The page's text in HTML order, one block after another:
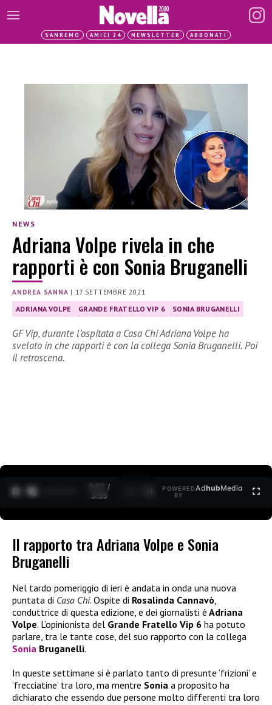
SANREMO AMICI 24 NEWSLETTER ABBONATI
NEWS
Adriana Volpe rivela in che
rapporti è con Sonia Bruganelli
ANDREA SANNA | 17 SETTEMBRE 2021
ADRIANA VOLPE GRANDE FRATELLO VIP 6 SONIA BRUGANELLI
GF Vip, durante l’ospitata a Casa Chi Adriana Volpe ha
svelato in che rapporti è con la collega Sonia Bruganelli. Poi
il retroscena.
0:27 /
3:35
POWERED
BY
AdhubMedia
Il rapporto tra Adriana Volpe e Sonia
Bruganelli
Nel tardo pomeriggio di ieri è andata in onda una nuova
puntata di Casa Chi. Ospite di Rosalinda Cannavò,
conduttrice di questa edizione, e dei giornalisti è Adriana
Volpe. L’opinionista del Grande Fratello Vip 6 ha potuto
parlare, tra le tante cose, del suo rapporto con la collega
Sonia Bruganelli.
In queste settimane si è parlato tanto di presunte ‘frizioni’ e
‘frecciatine’ tra loro, ma mentre Sonia a proposito ha
dichiarato che essendo due persone molto differenti tra loro